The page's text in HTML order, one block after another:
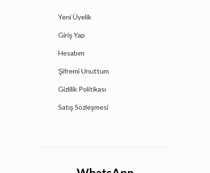
Yeni Üyelik
Giriş Yap
Hesabım
Şifremi Unuttum
Gizlilik Politikası
Satış Sözleşmesi